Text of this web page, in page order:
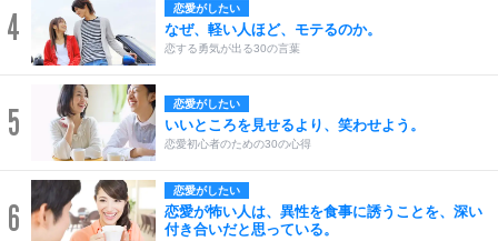
4 恋愛がしたい
なぜ、軽い人ほど、モテるのか。
恋する勇気が出る30の言葉
5 恋愛がしたい
いいところを見せるより、笑わせよう。
恋愛初心者のための30の心得
6
恋愛がしたい
恋愛が怖い人は、異性を食事に誘うことを、深い
付き合いだと思っている。